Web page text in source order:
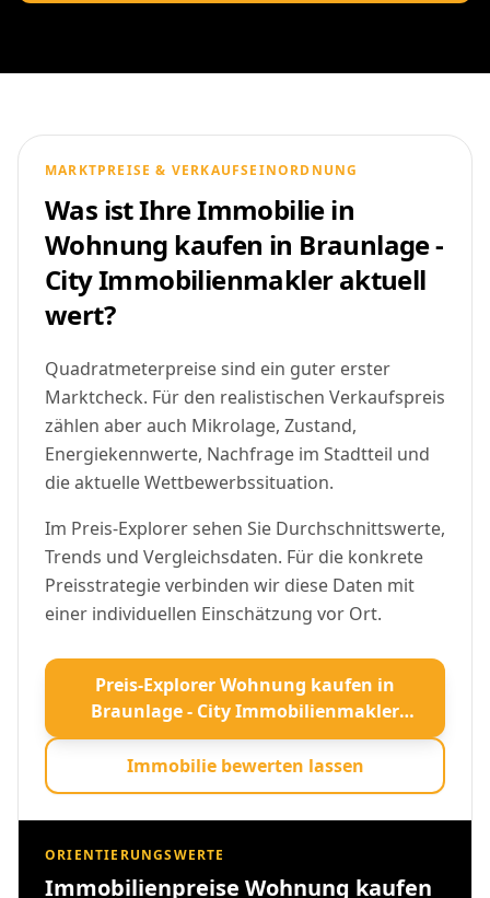
MARKTPREISE & VERKAUFSEINORDNUNG
Was ist Ihre Immobilie in
Wohnung kaufen in Braunlage -
City Immobilienmakler aktuell
wert?
Quadratmeterpreise sind ein guter erster
Marktcheck. Für den realistischen Verkaufspreis
zählen aber auch Mikrolage, Zustand,
Energiekennwerte, Nachfrage im Stadtteil und
die aktuelle Wettbewerbssituation.
Im Preis-Explorer sehen Sie Durchschnittswerte,
Trends und Vergleichsdaten. Für die konkrete
Preisstrategie verbinden wir diese Daten mit
einer individuellen Einschätzung vor Ort.
Preis-Explorer Wohnung kaufen in
Braunlage - City Immobilienmakler
öffnen
Immobilie bewerten lassen
ORIENTIERUNGSWERTE
Immobilienpreise Wohnung kaufen